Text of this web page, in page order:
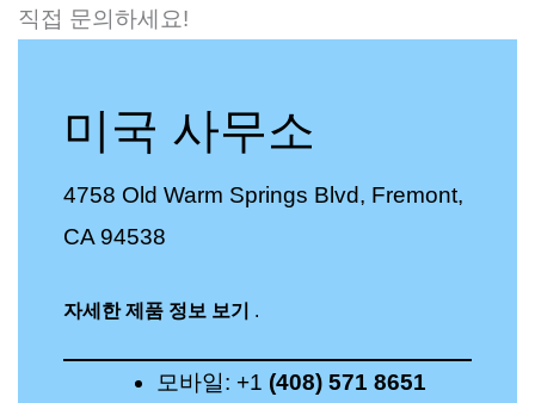
직접 문의하세요!
미국 사무소
4758 Old Warm Springs Blvd, Fremont,
CA 94538
자세한 제품 정보 보기 .
모바일: +1 (408) 571 8651